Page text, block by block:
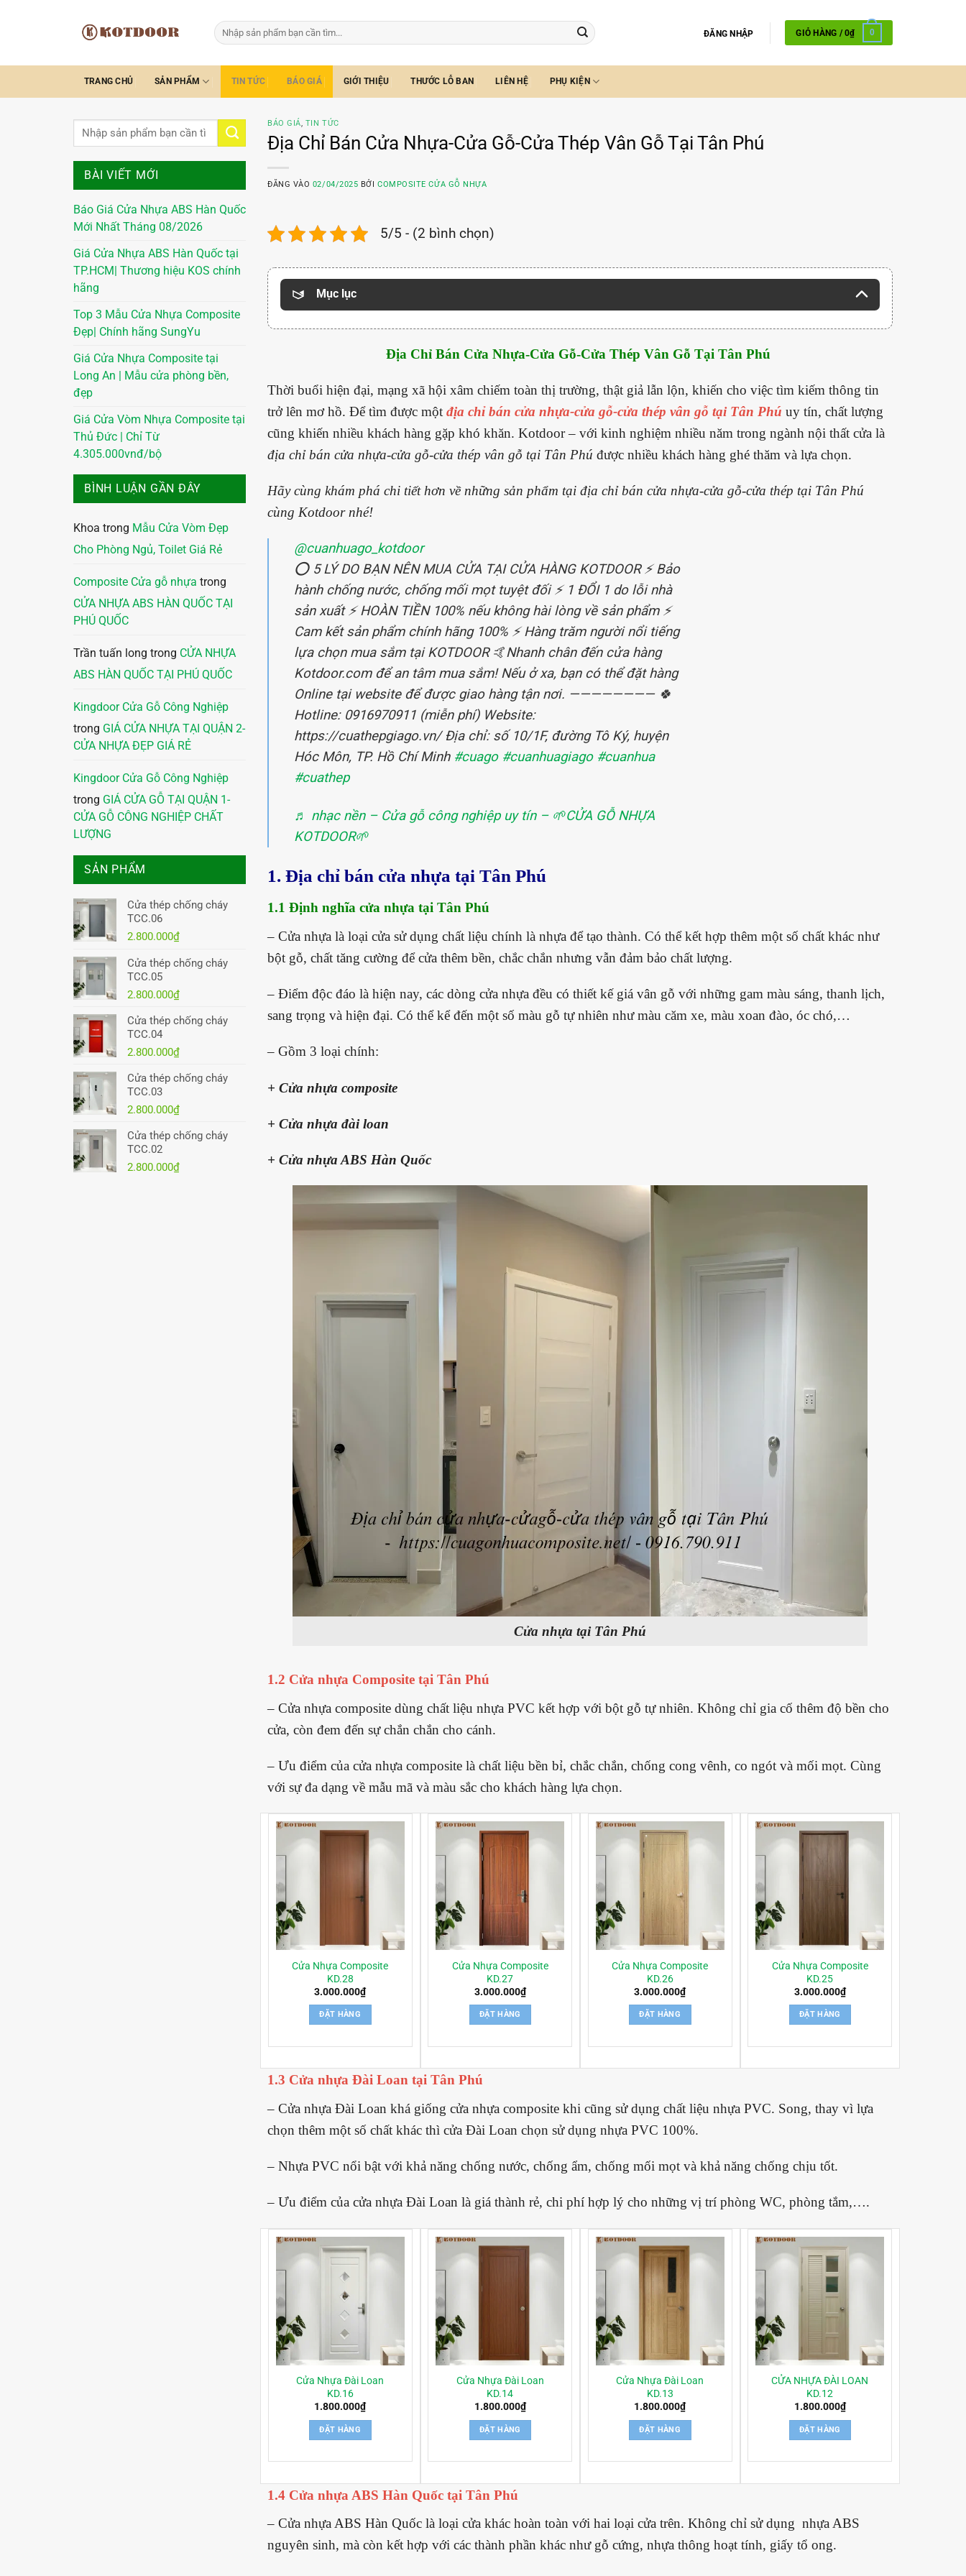
Tìm
kiếm:
ĐĂNG NHẬP GIỎ HÀNG /0₫ 0
TRANG CHỦ SẢN PHẨM TIN TỨC BÁO GIÁ GIỚI THIỆU THƯỚC LỖ BAN LIÊN HỆ PHỤ KIỆN
BÀI VIẾT MỚI
Báo Giá Cửa Nhựa ABS Hàn Quốc
Mới Nhất Tháng 08/2026
Giá Cửa Nhựa ABS Hàn Quốc tại
TP.HCM| Thương hiệu KOS chính
hãng
Top 3 Mẫu Cửa Nhựa Composite
Đẹp| Chính hãng SungYu
Giá Cửa Nhựa Composite tại
Long An | Mẫu cửa phòng bền,
đẹp
Giá Cửa Vòm Nhựa Composite tại
Thủ Đức | Chỉ Từ
4.305.000vnđ/bộ
BÌNH LUẬN GẦN ĐÂY
Khoa trong Mẫu Cửa Vòm Đẹp
Cho Phòng Ngủ, Toilet Giá Rẻ
Composite Cửa gỗ nhựa trong
CỬA NHỰA ABS HÀN QUỐC TẠI
PHÚ QUỐC
Trần tuấn long trong CỬA NHỰA
ABS HÀN QUỐC TẠI PHÚ QUỐC
Kingdoor Cửa Gỗ Công Nghiệp
trong GIÁ CỬA NHỰA TẠI QUẬN 2-
CỬA NHỰA ĐẸP GIÁ RẺ
Kingdoor Cửa Gỗ Công Nghiệp
trong GIÁ CỬA GỖ TẠI QUẬN 1-
CỬA GỖ CÔNG NGHIỆP CHẤT
LƯỢNG
SẢN PHẨM
Cửa thép chống cháy
TCC.06
2.800.000₫
Cửa thép chống cháy
TCC.05
2.800.000₫
Cửa thép chống cháy
TCC.04
2.800.000₫
Cửa thép chống cháy
TCC.03
2.800.000₫
Cửa thép chống cháy
TCC.02
2.800.000₫
BÁO GIÁ, TIN TỨC
Địa Chỉ Bán Cửa Nhựa-Cửa Gỗ-Cửa Thép Vân Gỗ Tại Tân Phú
ĐĂNG VÀO 02/04/2025 BỞICOMPOSITE CỬA GỖ NHỰA
5/5 - (2 bình chọn)
Mục lục
Địa Chỉ Bán Cửa Nhựa-Cửa Gỗ-Cửa Thép Vân Gỗ Tại Tân Phú
Thời buổi hiện đại, mạng xã hội xâm chiếm toàn thị trường, thật giả lẫn lộn, khiến cho việc tìm kiếm thông tin
trở lên mơ hồ. Để tìm được một địa chỉ bán cửa nhựa-cửa gỗ-cửa thép vân gỗ tại Tân Phú uy tín, chất lượng
cũng khiến nhiều khách hàng gặp khó khăn. Kotdoor – với kinh nghiệm nhiều năm trong ngành nội thất cửa là
địa chỉ bán cửa nhựa-cửa gỗ-cửa thép vân gỗ tại Tân Phú được nhiều khách hàng ghé thăm và lựa chọn.
Hãy cùng khám phá chi tiết hơn về những sản phẩm tại địa chỉ bán cửa nhựa-cửa gỗ-cửa thép tại Tân Phú
cùng Kotdoor nhé!
@cuanhuago_kotdoor
⭕ 5 LÝ DO BẠN NÊN MUA CỬA TẠI CỬA HÀNG KOTDOOR ⚡️ Bảo
hành chống nước, chống mối mọt tuyệt đối ⚡️ 1 ĐỔI 1 do lỗi nhà
sản xuất ⚡️ HOÀN TIỀN 100% nếu không hài lòng về sản phẩm ⚡️
Cam kết sản phẩm chính hãng 100% ⚡️ Hàng trăm người nổi tiếng
lựa chọn mua sắm tại KOTDOOR 🤙Nhanh chân đến cửa hàng
Kotdoor.com để an tâm mua sắm! Nếu ở xa, bạn có thể đặt hàng
Online tại website để được giao hàng tận nơi. ———————— 🍀
Hotline: 0916970911 (miễn phí) Website:
https://cuathepgiago.vn/ Địa chỉ: số 10/1F, đường Tô Ký, huyện
Hóc Môn, TP. Hồ Chí Minh #cuago #cuanhuagiago #cuanhua
#cuathep
♬ nhạc nền – Cửa gỗ công nghiệp uy tín – 🌱CỬA GỖ NHỰA
KOTDOOR🌱
1. Địa chỉ bán cửa nhựa tại Tân Phú
1.1 Định nghĩa cửa nhựa tại Tân Phú
– Cửa nhựa là loại cửa sử dụng chất liệu chính là nhựa để tạo thành. Có thể kết hợp thêm một số chất khác như
bột gỗ, chất tăng cường để cửa thêm bền, chắc chắn nhưng vẫn đảm bảo chất lượng.
– Điểm độc đáo là hiện nay, các dòng cửa nhựa đều có thiết kế giá vân gỗ với những gam màu sáng, thanh lịch,
sang trọng và hiện đại. Có thể kể đến một số màu gỗ tự nhiên như màu căm xe, màu xoan đào, óc chó,…
– Gồm 3 loại chính:
+ Cửa nhựa composite
+ Cửa nhựa đài loan
+ Cửa nhựa ABS Hàn Quốc
Cửa nhựa tại Tân Phú
1.2 Cửa nhựa Composite tại Tân Phú
– Cửa nhựa composite dùng chất liệu nhựa PVC kết hợp với bột gỗ tự nhiên. Không chỉ gia cố thêm độ bền cho
cửa, còn đem đến sự chắn chắn cho cánh.
– Ưu điểm của cửa nhựa composite là chất liệu bền bỉ, chắc chắn, chống cong vênh, co ngót và mối mọt. Cùng
với sự đa dạng về mẫu mã và màu sắc cho khách hàng lựa chọn.
Cửa Nhựa Composite
KD.28
3.000.000₫
ĐẶT HÀNG
Cửa Nhựa Composite
KD.27
3.000.000₫
ĐẶT HÀNG
Cửa Nhựa Composite
KD.26
3.000.000₫
ĐẶT HÀNG
Cửa Nhựa Composite
KD.25
3.000.000₫
ĐẶT HÀNG
1.3 Cửa nhựa Đài Loan tại Tân Phú
– Cửa nhựa Đài Loan khá giống cửa nhựa composite khi cũng sử dụng chất liệu nhựa PVC. Song, thay vì lựa
chọn thêm một số chất khác thì cửa Đài Loan chọn sử dụng nhựa PVC 100%.
– Nhựa PVC nổi bật với khả năng chống nước, chống ẩm, chống mối mọt và khả năng chống chịu tốt.
– Ưu điểm của cửa nhựa Đài Loan là giá thành rẻ, chi phí hợp lý cho những vị trí phòng WC, phòng tắm,….
Cửa Nhựa Đài Loan
KD.16
1.800.000₫
ĐẶT HÀNG
Cửa Nhựa Đài Loan
KD.14
1.800.000₫
ĐẶT HÀNG
Cửa Nhựa Đài Loan
KD.13
1.800.000₫
ĐẶT HÀNG
CỬA NHỰA ĐÀI LOAN
KD.12
1.800.000₫
ĐẶT HÀNG
1.4 Cửa nhựa ABS Hàn Quốc tại Tân Phú
– Cửa nhựa ABS Hàn Quốc là loại cửa khác hoàn toàn với hai loại cửa trên. Không chỉ sử dụng nhựa ABS
nguyên sinh, mà còn kết hợp với các thành phần khác như gỗ cứng, nhựa thông hoạt tính, giấy tổ ong.